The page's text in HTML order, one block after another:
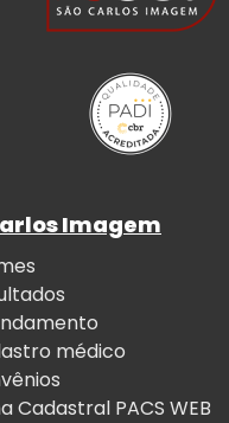
Imagem
médico
Cadastral PACS WEB